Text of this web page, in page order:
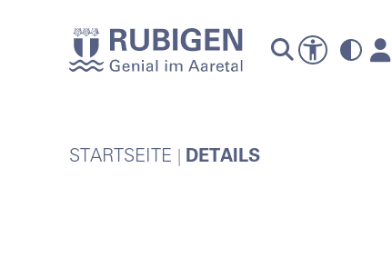
STARTSEITE DETAILS